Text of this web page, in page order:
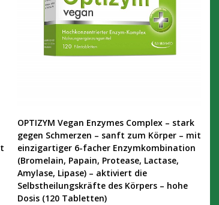
PRODUKT KAUFEN
OPTIZYM Vegan Enzymes Complex – stark
gegen Schmerzen – sanft zum Körper – mit
einzigartiger 6-facher Enzymkombination
(Bromelain, Papain, Protease, Lactase,
Amylase, Lipase) – aktiviert die
Selbstheilungskräfte des Körpers – hohe
Dosis (120 Tabletten)